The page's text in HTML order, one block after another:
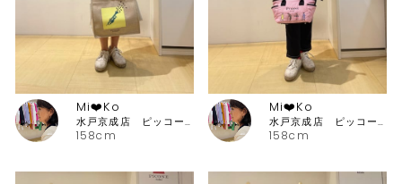
158cm
Mi❤️Ko
水戸京成店 ピッコーネ・ピッコーネクラブ
158cm
Mi❤️Ko
水戸京成店 ピッコーネ・ピッコーネクラブ